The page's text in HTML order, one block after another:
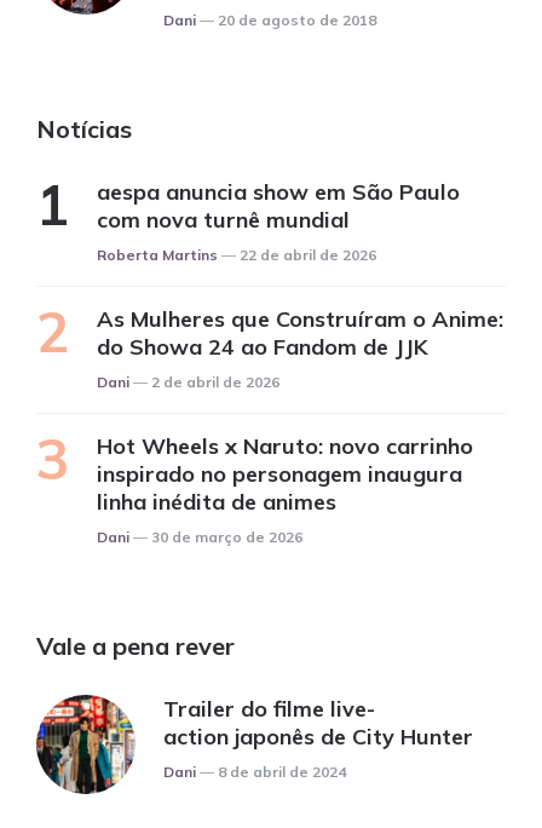
Posted
Dani 20 de agosto de 2018
Notícias
aespa anuncia show em São Paulo
com nova turnê mundial
Posted
Roberta Martins 22 de abril de 2026
As Mulheres que Construíram o Anime:
do Showa 24 ao Fandom de JJK
Posted
Dani 2 de abril de 2026
Hot Wheels x Naruto: novo carrinho
inspirado no personagem inaugura
linha inédita de animes
Posted
Dani 30 de março de 2026
Vale a pena rever
Trailer do filme live-
action japonês de City Hunter
Posted
Dani 8 de abril de 2024